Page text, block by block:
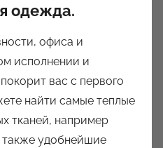
одежда.
офиса и
исполнении и
вас с первого
найти самые теплые
тканей, например
удобнейшие